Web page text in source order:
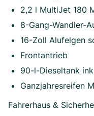
2,2 l MultiJet 180
8-Gang-Wandler-
16-Zoll Alufelgen
Frontantrieb
90-l-Dieseltank
Ganzjahresreifen
Fahrerhaus &